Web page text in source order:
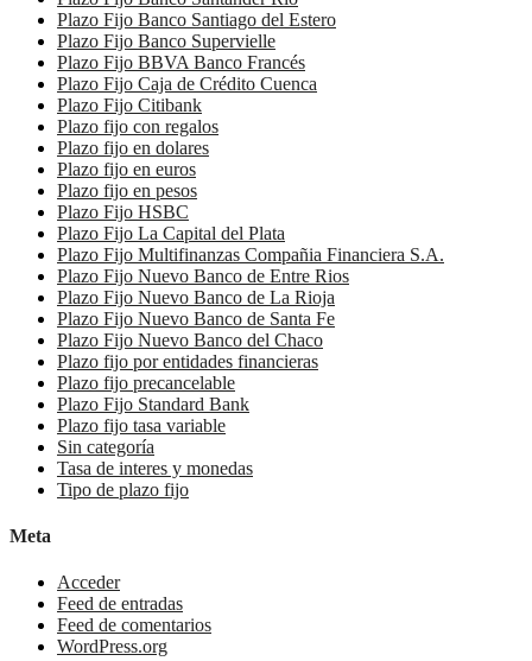
Plazo Fijo Banco Santiago del Estero
Plazo Fijo Banco Supervielle
Plazo Fijo BBVA Banco Francés
Plazo Fijo Caja de Crédito Cuenca
Plazo Fijo Citibank
Plazo fijo con regalos
Plazo fijo en dolares
Plazo fijo en euros
Plazo fijo en pesos
Plazo Fijo HSBC
Plazo Fijo La Capital del Plata
Plazo Fijo Multifinanzas Compañia Financiera S.A.
Plazo Fijo Nuevo Banco de Entre Rios
Plazo Fijo Nuevo Banco de La Rioja
Plazo Fijo Nuevo Banco de Santa Fe
Plazo Fijo Nuevo Banco del Chaco
Plazo fijo por entidades financieras
Plazo fijo precancelable
Plazo Fijo Standard Bank
Plazo fijo tasa variable
Sin categoría
Tasa de interes y monedas
Tipo de plazo fijo
Meta
Acceder
Feed de entradas
Feed de comentarios
WordPress.org